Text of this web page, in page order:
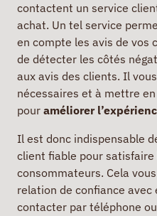
contactent un service
achat. Un tel service
en compte les avis de vos
de détecter les côtés
aux avis des clients. Il
nécessaires et à mettre
pour améliorer
Il est donc indispensable
client fiable pour satisfaire
consommateurs. Cela
relation de confiance avec
contacter par téléphone